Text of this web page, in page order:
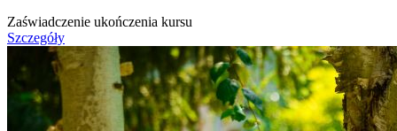
Zaświadczenie ukończenia kursu
Szczegóły